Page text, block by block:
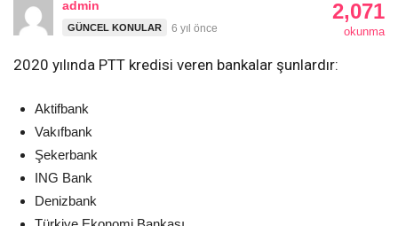
admin
GÜNCEL KONULAR 6 yıl önce
2,071
okunma
2020 yılında PTT kredisi veren bankalar şunlardır:
Aktifbank
Vakıfbank
Şekerbank
ING Bank
Denizbank